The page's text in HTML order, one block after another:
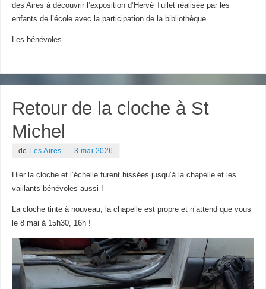
des Aires à découvrir l’exposition d’Hervé Tullet réalisée par les
enfants de l’école avec la participation de la bibliothèque.
Les bénévoles
Retour de la cloche à St
Michel
de Les Aires 3 mai 2026
Hier la cloche et l’échelle furent hissées jusqu’à la chapelle et les
vaillants bénévoles aussi !
La cloche tinte à nouveau, la chapelle est propre et n’attend que vous
le 8 mai à 15h30, 16h !